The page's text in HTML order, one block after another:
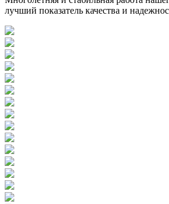
лучший показатель качества и